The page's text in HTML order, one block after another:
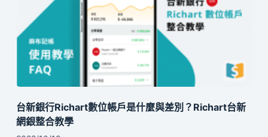
台新銀行Richart數位帳戶是什麼與差別？Richart台新
網銀整合教學